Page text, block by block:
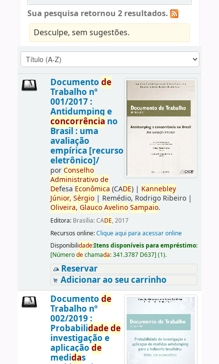
Sua pesquisa retornou 2 resultados.
Desculpe, sem sugestões.
Documento de
Trabalho nº
001/2017 :
Antidumping e
concorrência no
Brasil : uma
avaliação
empírica [recurso
eletrônico]/
porConselho
Administrativo de
Defesa Econômica (CADE)| Kannebley
Júnior, Sérgio| Remédio, Rodrigo Ribeiro|
Oliveira, Glauco Avelino Sampaio.
Editora: Brasília: CADE, 2017
Recursos online:Clique aqui para acessar online
Disponibilidade:Itens disponíveis para empréstimo:
[Númerodechamada:341.3787 D637] (1).
Reservar
Adicionar ao seu carrinho
Documento de
Trabalho nº
002/2019 :
Probabilidadede
investigação e
aplicação de
medidas